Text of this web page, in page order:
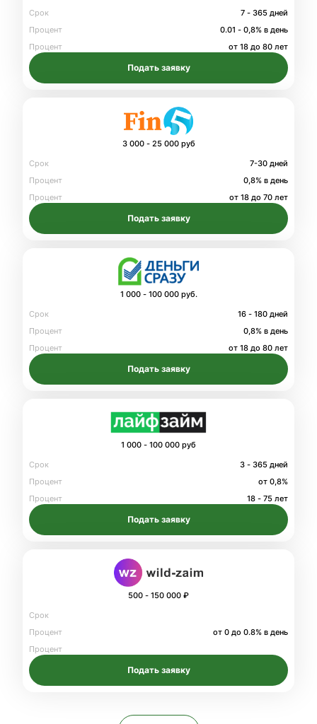
Срок
7 - 365 дней
Процент
0.01 - 0,8% в день
Процент
от 18 до 80 лет
Подать заявку
3 000 - 25 000 руб
Срок
7-30 дней
Процент
0,8% в день
Процент
от 18 до 70 лет
Подать заявку
1 000 - 100 000 руб.
Срок
16 - 180 дней
Процент
0,8% в день
Процент
от 18 до 80 лет
Подать заявку
1 000 - 100 000 руб
Срок
3 - 365 дней
Процент
от 0,8%
Процент
18 - 75 лет
Подать заявку
500 - 150 000 ₽
Срок
Процент
от 0 до 0.8% в день
Процент
Подать заявку